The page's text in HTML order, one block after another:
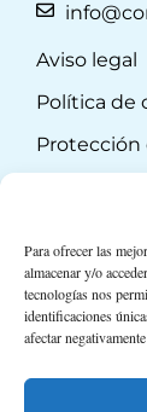
Para ofrecer las
almacenar y/o
tecnologías nos
identificaciones
afectar
Aviso legal
Política de
Protección